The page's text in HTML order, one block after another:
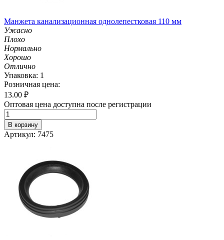
Манжета канализационная однолепестковая 110 мм
Ужасно
Плохо
Нормально
Хорошо
Отлично
Упаковка: 1
Розничная цена:
13.00 ₽
Оптовая цена доступна после регистрации
В корзину
Артикул: 7475